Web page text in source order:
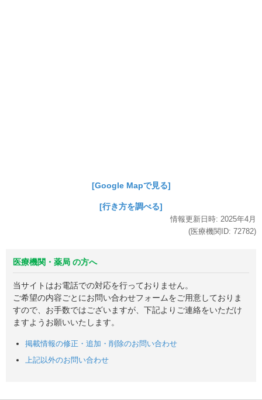
[Google Mapで見る]
[行き方を調べる]
情報更新日時: 2025年4月
(医療機関ID: 72782)
医療機関・薬局 の方へ
当サイトはお電話での対応を行っておりません。
ご希望の内容ごとにお問い合わせフォームをご用意しておりま
すので、お手数ではございますが、下記よりご連絡をいただけ
ますようお願いいたします。
掲載情報の修正・追加・削除のお問い合わせ
上記以外のお問い合わせ